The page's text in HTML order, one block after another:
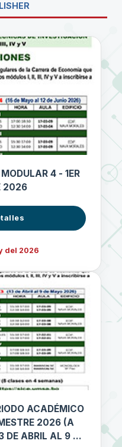
4 - 1ER
2026
del 2026
ACADÉMICO
2026 (A
DE ABRIL AL 9 DE